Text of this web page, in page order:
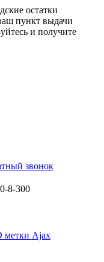
остатки
пункт выдачи
и получите
звонок
8-300
метки Ajax